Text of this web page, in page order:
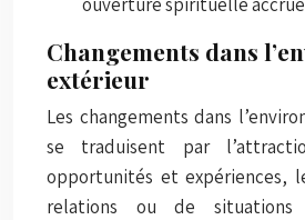
Changements dans
extérieur
Les changements dans
se traduisent par
opportunités et expériences,
relations ou de